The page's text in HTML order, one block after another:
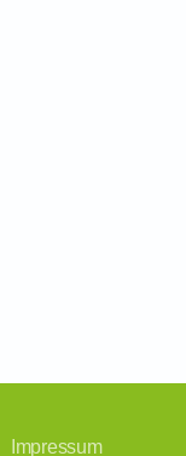
Impressum